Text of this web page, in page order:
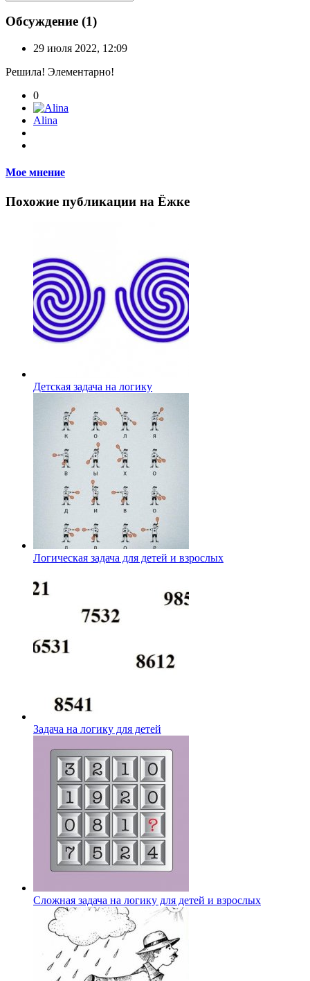
Обсуждение (1)
29 июля 2022, 12:09
Решила! Элементарно!
0
Alina
Мое мнение
Похожие публикации на Ёжке
Детская задача на логику
Логическая задача для детей и взрослых
Задача на логику для детей
Сложная задача на логику для детей и взрослых